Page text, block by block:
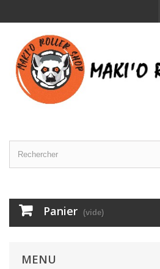
Panier (vide)
MENU